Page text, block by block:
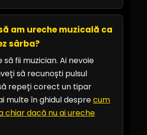
am ureche muzicală ca
sârba?
să fii muzician. Ai nevoie
să recunoști pulsul
repeți corect un tipar
multe în ghidul desprecum
chiar dacă nu ai ureche